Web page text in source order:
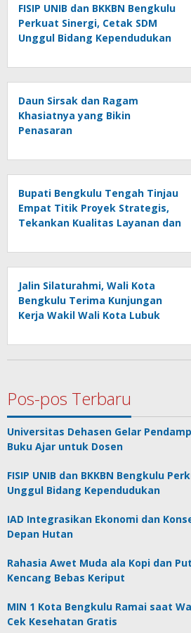
FISIP UNIB dan BKKBN Bengkulu
Perkuat Sinergi, Cetak SDM
Unggul Bidang Kependudukan
Daun Sirsak dan Ragam
Khasiatnya yang Bikin
Penasaran
Bupati Bengkulu Tengah Tinjau
Empat Titik Proyek Strategis,
Tekankan Kualitas Layanan dan
Jalin Silaturahmi, Wali Kota
Bengkulu Terima Kunjungan
Kerja Wakil Wali Kota Lubuk
Pos-pos Terbaru
Universitas Dehasen Gelar
Buku Ajar untuk Dosen
FISIP UNIB dan BKKBN Bengkulu
Unggul Bidang Kependudukan
IAD Integrasikan Ekonomi dan
Depan Hutan
Rahasia Awet Muda ala Kopi dan
Kencang Bebas Keriput
MIN 1 Kota Bengkulu Ramai saat
Cek Kesehatan Gratis